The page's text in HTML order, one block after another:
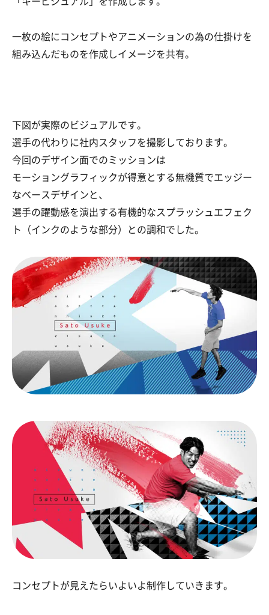
一枚の絵にコンセプトやアニメーションの為の仕掛けを
組み込んだものを作成しイメージを共有。
下図が実際のビジュアルです。
選手の代わりに社内スタッフを撮影しております。
今回のデザイン面でのミッションは
モーショングラフィックが得意とする無機質でエッジー
なベースデザインと、
選手の躍動感を演出する有機的なスプラッシュエフェク
ト（インクのような部分）
との調和でした。
コンセプトが見えたらいよいよ制作していきます。